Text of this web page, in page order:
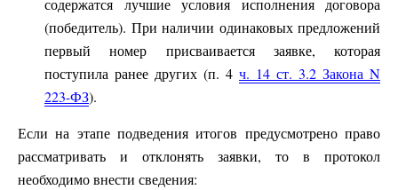
содержатся лучшие условия исполнения договора
(победитель). При наличии одинаковых предложений
первый номер присваивается заявке, которая
поступила ранее других (п. 4 ч. 14 ст. 3.2 Закона N
223-ФЗ).
Если на этапе подведения итогов предусмотрено право
рассматривать и отклонять заявки, то в протокол
необходимо внести сведения: